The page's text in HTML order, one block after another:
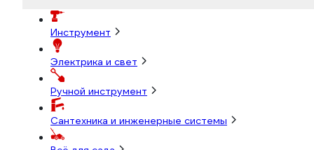
Инструмент
Электрика и свет
Ручной инструмент
Сантехника и инженерные системы